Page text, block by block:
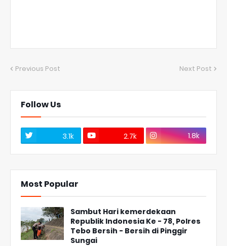
Previous Post Next Post
Follow Us
3.1k 2.7k 1.8k
Most Popular
Sambut Hari kemerdekaan
Republik Indonesia Ke - 78, Polres
Tebo Bersih - Bersih di Pinggir
Sungai